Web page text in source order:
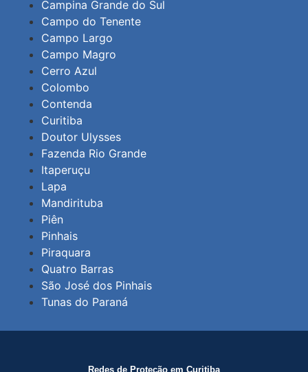
Campina Grande do Sul
Campo do Tenente
Campo Largo
Campo Magro
Cerro Azul
Colombo
Contenda
Curitiba
Doutor Ulysses
Fazenda Rio Grande
Itaperuçu
Lapa
Mandirituba
Piên
Pinhais
Piraquara
Quatro Barras
São José dos Pinhais
Tunas do Paraná
Redes de Proteção em Curitiba